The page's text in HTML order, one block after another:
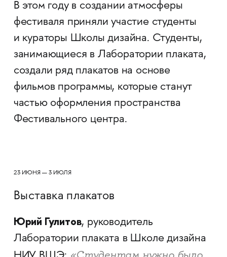
В этом году в создании атмосферы
фестиваля приняли участие студенты
и кураторы Школы дизайна. Студенты,
занимающиеся в Лаборатории плаката,
создали ряд плакатов на основе
фильмов программы, которые станут
частью оформления пространства
Фестивального центра.
23 ИЮНЯ — 3 ИЮЛЯ
Выставка плакатов
Юрий Гулитов, руководитель
Лаборатории плаката в Школе дизайна